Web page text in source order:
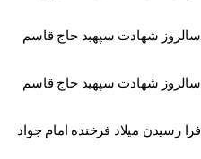
سالروز شهادت سپهبد حاج قاسم
سالروز شهادت سپهبد حاج قاسم
فرا رسیدن میلاد فرخنده امام جواد